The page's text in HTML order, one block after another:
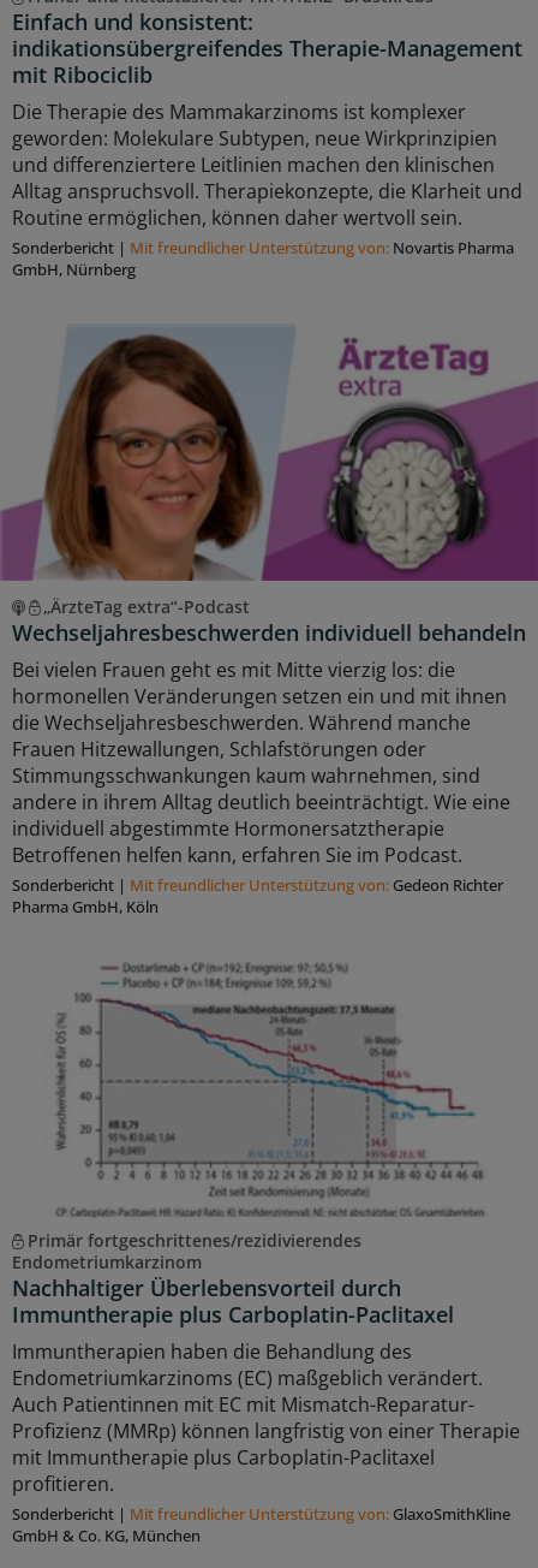
Einfach und konsistent:
indikationsübergreifendes Therapie-Management
mit Ribociclib
Die Therapie des Mammakarzinoms ist komplexer
geworden: Molekulare Subtypen, neue Wirkprinzipien
und differenziertere Leitlinien machen den klinischen
Alltag anspruchsvoll. Therapiekonzepte, die Klarheit und
Routine ermöglichen, können daher wertvoll sein.
Sonderbericht | Mit freundlicher Unterstützung von: Novartis Pharma
GmbH, Nürnberg
„ÄrzteTag extra“-Podcast
Wechseljahresbeschwerden individuell behandeln
Bei vielen Frauen geht es mit Mitte vierzig los: die
hormonellen Veränderungen setzen ein und mit ihnen
die Wechseljahresbeschwerden. Während manche
Frauen Hitzewallungen, Schlafstörungen oder
Stimmungsschwankungen kaum wahrnehmen, sind
andere in ihrem Alltag deutlich beeinträchtigt. Wie eine
individuell abgestimmte Hormonersatztherapie
Betroffenen helfen kann, erfahren Sie im Podcast.
Sonderbericht | Mit freundlicher Unterstützung von: Gedeon Richter
Pharma GmbH, Köln
Primär fortgeschrittenes/rezidivierendes
Endometriumkarzinom
Nachhaltiger Überlebensvorteil durch
Immuntherapie plus Carboplatin-Paclitaxel
Immuntherapien haben die Behandlung des
Endometriumkarzinoms (EC) maßgeblich verändert.
Auch Patientinnen mit EC mit Mismatch-Reparatur-
Profizienz (MMRp) können langfristig von einer Therapie
mit Immuntherapie plus Carboplatin-Paclitaxel
profitieren.
Sonderbericht | Mit freundlicher Unterstützung von: GlaxoSmithKline
GmbH & Co. KG, München